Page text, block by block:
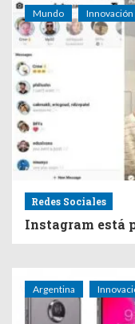
Mundo Innovación
Redes Sociales
Instagram está
Argentina